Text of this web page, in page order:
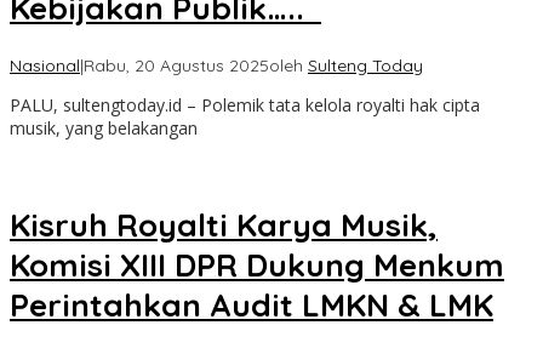
Kebijakan Publik…..
Nasional|Rabu, 20 Agustus 2025oleh Sulteng Today
PALU, sultengtoday.id – Polemik tata kelola royalti hak cipta
musik, yang belakangan
Kisruh Royalti Karya Musik,
Komisi XIII DPR Dukung Menkum
Perintahkan Audit LMKN & LMK